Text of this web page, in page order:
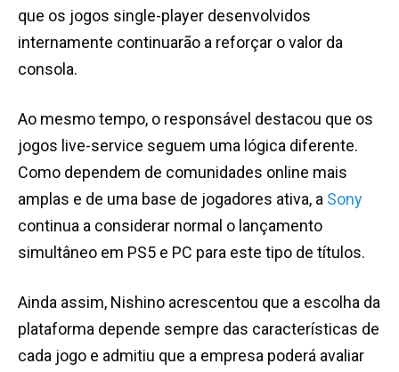
que os jogos single-player desenvolvidos
internamente continuarão a reforçar o valor da
consola.
Ao mesmo tempo, o responsável destacou que os
jogos live-service seguem uma lógica diferente.
Como dependem de comunidades online mais
amplas e de uma base de jogadores ativa, a Sony
continua a considerar normal o lançamento
simultâneo em PS5 e PC para este tipo de títulos.
Ainda assim, Nishino acrescentou que a escolha da
plataforma depende sempre das características de
cada jogo e admitiu que a empresa poderá avaliar